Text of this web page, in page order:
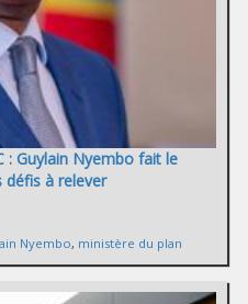
: Guylain Nyembo fait le
défis à relever
Nyembo, ministère du plan